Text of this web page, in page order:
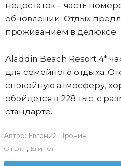
недостаток – часть
обновлении. Отдых
проживанием в делюксе.
Aladdin Beach Resort 4*
для семейного отдыха.
спокойную атмосферу,
обойдется в 228 тыс. с
стандарте.
Автор: Евгений Пронин
Отели , Египет